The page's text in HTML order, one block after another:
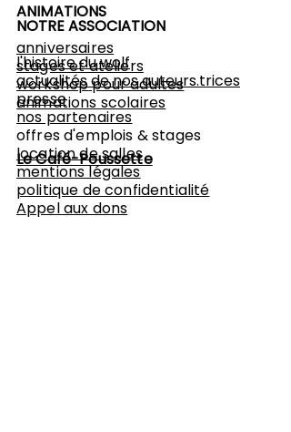
ANIMATIONS
anniversaires
stages et ateliers
workshoppour adultes
animations scolaires
Le Café-Poussette
NOTRE ASSOCIATION
l'histoire du wolf
actualités de nos auteurs.trices
presse
nos partenaires
offres d'emplois & stages
location de salles
mentions légales
politique de confidentialité
Appel aux dons